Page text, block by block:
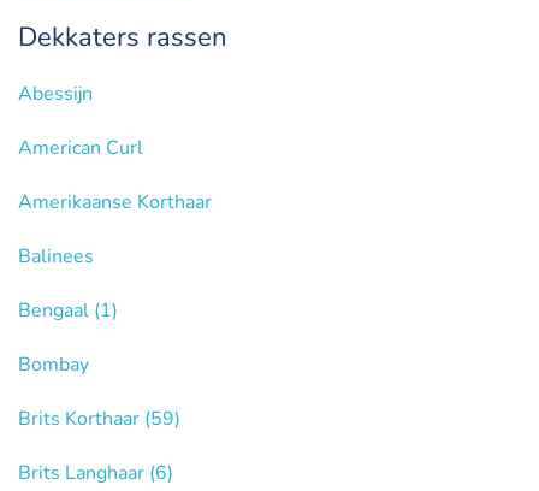
Dekkaters rassen
Abessijn
American Curl
Amerikaanse Korthaar
Balinees
Bengaal (1)
Bombay
Brits Korthaar (59)
Brits Langhaar (6)